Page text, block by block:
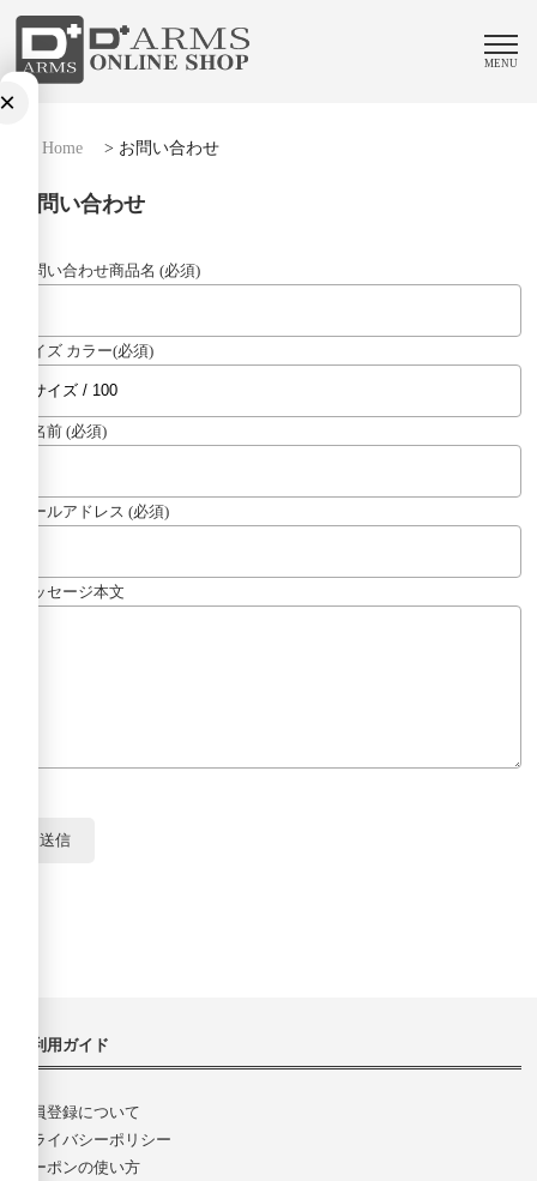
MENU
Home > お問い合わせ
お問い合わせ
お問い合わせ商品名 (必須)
サイズ カラー(必須)
お名前 (必須)
メールアドレス (必須)
メッセージ本文
ご利用ガイド
会員登録について
プライバシーポリシー
クーポンの使い方
×